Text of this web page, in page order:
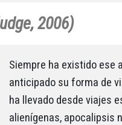
2006)
Siempre ha existido ese
anticipado su forma de
ha llevado desde viajes
alienígenas, apocalipsis